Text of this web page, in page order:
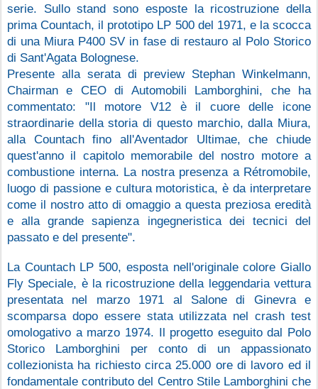
serie. Sullo stand sono esposte la ricostruzione della
prima Countach, il prototipo LP 500 del 1971, e la scocca
di una Miura P400 SV in fase di restauro al Polo Storico
di Sant'Agata Bolognese.
Presente alla serata di preview Stephan Winkelmann,
Chairman e CEO di Automobili Lamborghini, che ha
commentato: "Il motore V12 è il cuore delle icone
straordinarie della storia di questo marchio, dalla Miura,
alla Countach fino all'Aventador Ultimae, che chiude
quest'anno il capitolo memorabile del nostro motore a
combustione interna. La nostra presenza a Rétromobile,
luogo di passione e cultura motoristica, è da interpretare
come il nostro atto di omaggio a questa preziosa eredità
e alla grande sapienza ingegneristica dei tecnici del
passato e del presente".
La Countach LP 500, esposta nell'originale colore Giallo
Fly Speciale, è la ricostruzione della leggendaria vettura
presentata nel marzo 1971 al Salone di Ginevra e
scomparsa dopo essere stata utilizzata nel crash test
omologativo a marzo 1974. Il progetto eseguito dal Polo
Storico Lamborghini per conto di un appassionato
collezionista ha richiesto circa 25.000 ore di lavoro ed il
fondamentale contributo del Centro Stile Lamborghini che